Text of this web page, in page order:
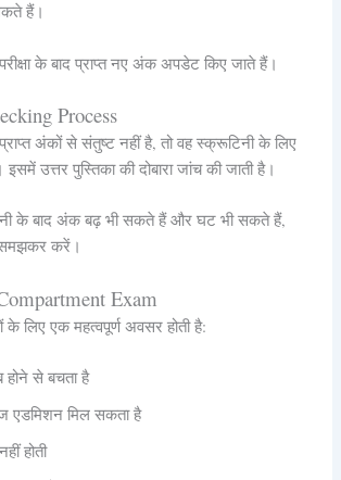
हैं।
के बाद प्राप्त नए अंक अपडेट किए जाते हैं।
Process
अंकों से संतुष्ट नहीं है, तो वह स्क्रूटिनी के लिए
उत्तर पुस्तिका की दोबारा जांच की जाती है।
के बाद अंक बढ़ भी सकते हैं और घट भी सकते हैं,
करें।
Exam
के लिए एक महत्वपूर्ण अवसर होती है:
से बचता है
एडमिशन मिल सकता है
होती